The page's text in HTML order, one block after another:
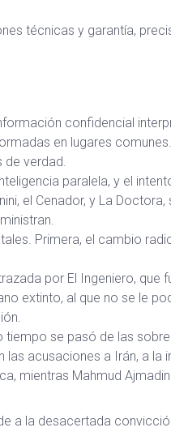
técnicas y garantía,
confidencial
en lugares
de verdad.
paralela, y el
el Cenador, y La
Primera, el cambio
por El Ingeniero,
extinto, al que no se le
tiempo se pasó de las
las acusaciones a Irán, a
mientras Mahmud
a la desacertada